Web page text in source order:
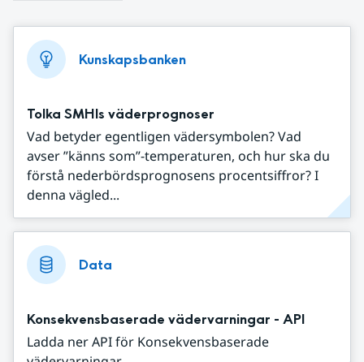
Kunskapsbanken
Tolka SMHIs väderprognoser
Vad betyder egentligen vädersymbolen? Vad
avser ”känns som”-temperaturen, och hur ska du
förstå nederbördsprognosens procentsiffror? I
denna vägled...
Data
Konsekvensbaserade vädervarningar - API
Ladda ner API för Konsekvensbaserade